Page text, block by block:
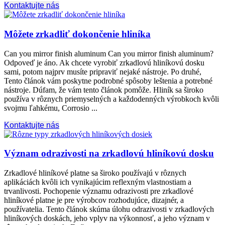
Kontaktujte nás
Môžete zrkadliť dokončenie hliníka
Can you mirror finish aluminum Can you mirror finish aluminum?
Odpoveď je áno. Ak chcete vyrobiť zrkadlovú hliníkovú dosku
sami, potom najprv musíte pripraviť nejaké nástroje. Po druhé,
Tento článok vám poskytne podrobné spôsoby leštenia a potrebné
nástroje. Dúfam, že vám tento článok pomôže. Hliník sa široko
používa v rôznych priemyselných a každodenných výrobkoch kvôli
svojmu ľahkému, Corrosio ...
Kontaktujte nás
Význam odrazivosti na zrkadlovú hliníkovú dosku
Zrkadlové hliníkové platne sa široko používajú v rôznych
aplikáciách kvôli ich vynikajúcim reflexným vlastnostiam a
trvanlivosti. Pochopenie významu odrazivosti pre zrkadlové
hliníkové platne je pre výrobcov rozhodujúce, dizajnér, a
používatelia. Tento článok skúma úlohu odrazivosti v zrkadlových
hliníkových doskách, jeho vplyv na výkonnosť, a jeho význam v